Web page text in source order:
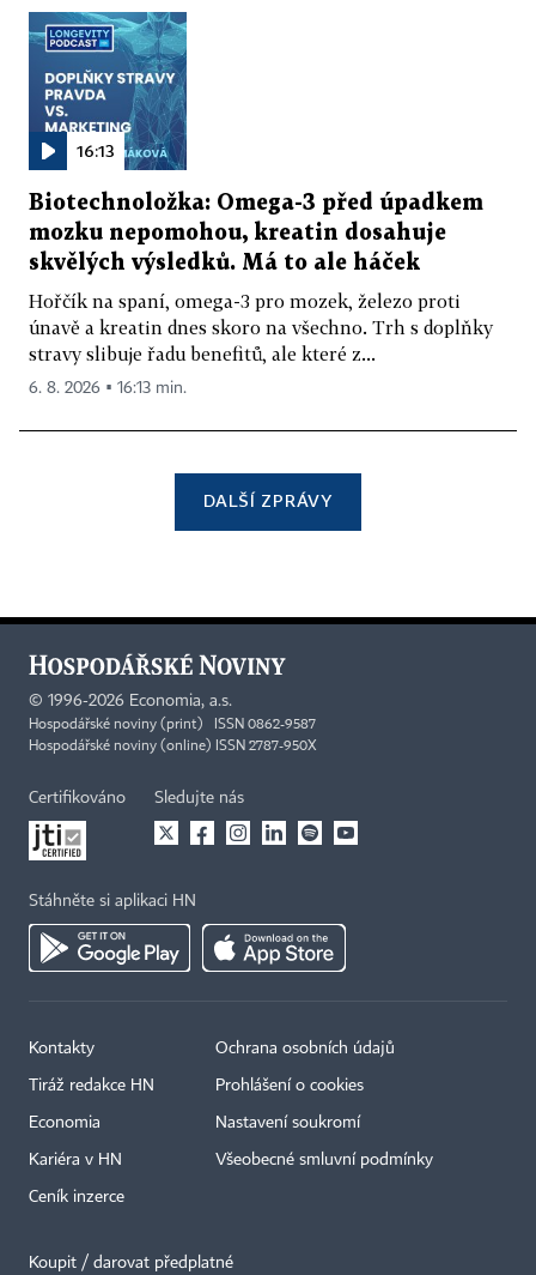
16:13
Biotechnoložka: Omega-3 před úpadkem
mozku nepomohou, kreatin dosahuje
skvělých výsledků. Má to ale háček
Hořčík na spaní, omega-3 pro mozek, železo proti
únavě a kreatin dnes skoro na všechno. Trh s doplňky
stravy slibuje řadu benefitů, ale které z...
6. 8. 2026 ▪ 16:13 min.
DALŠÍ ZPRÁVY
© 1996-2026 Economia, a.s.
Hospodářské noviny (print) ISSN 0862-9587
Hospodářské noviny (online) ISSN 2787-950X
Certifikováno Sledujte nás
Stáhněte si aplikaci HN
Kontakty
Tiráž redakce HN
Economia
Kariéra v HN
Ceník inzerce
Ochrana osobních údajů
Prohlášení o cookies
Nastavení soukromí
Všeobecné smluvní podmínky
Koupit / darovat předplatné